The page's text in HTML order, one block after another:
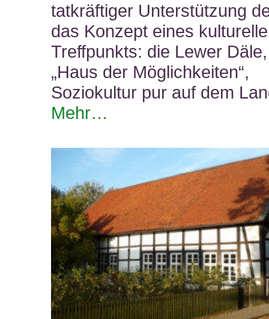
tatkräftiger Unterstützung
das Konzept eines
Treffpunkts: die Lewer
„Haus der Möglichkeiten“,
Soziokultur pur auf dem
Mehr…